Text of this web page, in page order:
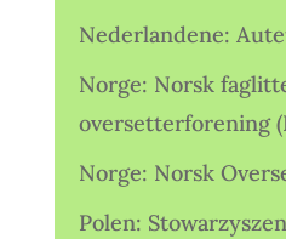
Nederlandene:
Norge: Norsk
oversetterforening
Norge: Norsk
Polen: